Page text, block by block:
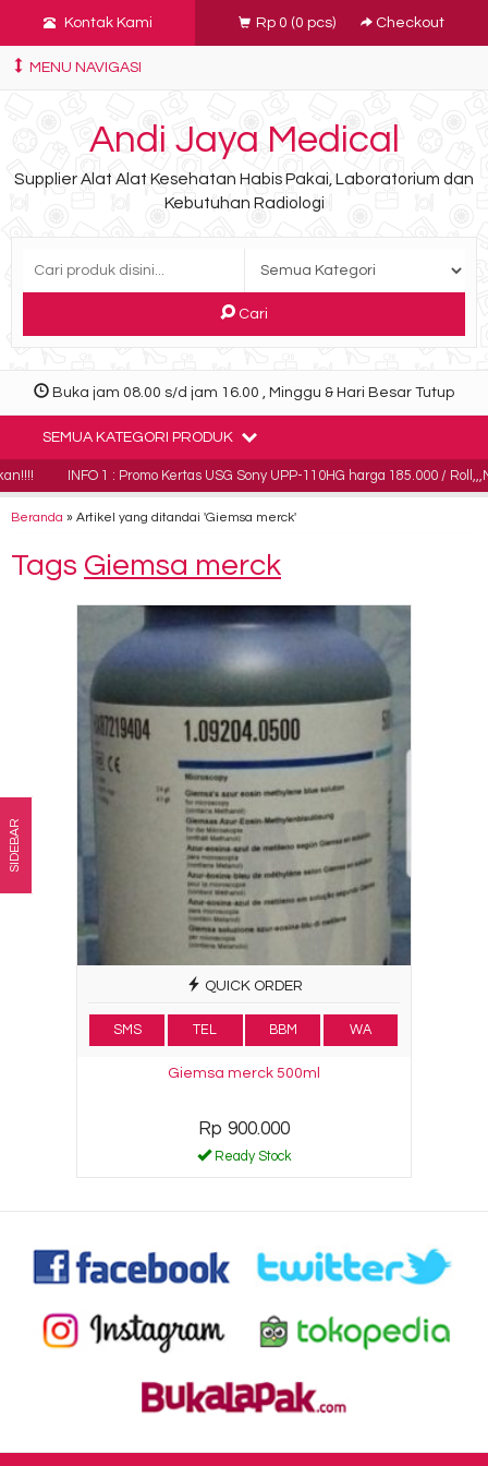
Kontak Kami Rp 0 (0 pcs) Checkout
MENU NAVIGASI
Andi Jaya Medical
Supplier Alat Alat Kesehatan Habis Pakai, Laboratorium dan
Kebutuhan Radiologi
Cari
Buka jam 08.00 s/d jam 16.00 , Minggu & Hari Besar Tutup
SEMUA KATEGORI PRODUK
INFO 1 : Promo Kertas USG Sony UPP-110HG harga 185.000 /
Beranda » Artikel yang ditandai 'Giemsa merck'
Tags Giemsa merck
QUICK ORDER
SMS TEL BBM WA
Giemsa merck 500ml
Rp 900.000
Ready Stock
SIDEBAR